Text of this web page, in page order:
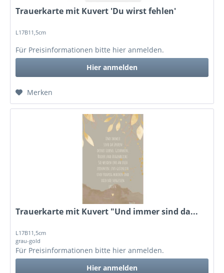
Trauerkarte mit Kuvert 'Du wirst fehlen'
L17B11,5cm
Für Preisinformationen bitte hier anmelden.
Hier anmelden
Merken
Trauerkarte mit Kuvert "Und immer sind da...
L17B11,5cm
grau-gold
Für Preisinformationen bitte hier anmelden.
Hier anmelden